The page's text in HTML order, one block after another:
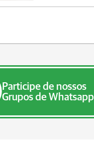
Participe de nossos
Grupos de Whatsapp